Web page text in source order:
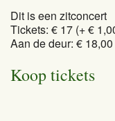
Dit is een zitconcert
Tickets: € 17 (+ €
Aan de deur: € 18,00
Koop tickets